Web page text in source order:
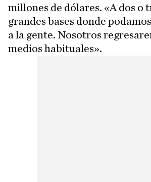
millones de dólares. «A dos o
grandes bases donde
a la gente. Nosotros
medios habituales».